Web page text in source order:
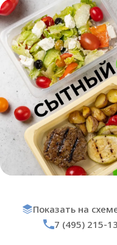
Показать на
7 (495) 215-